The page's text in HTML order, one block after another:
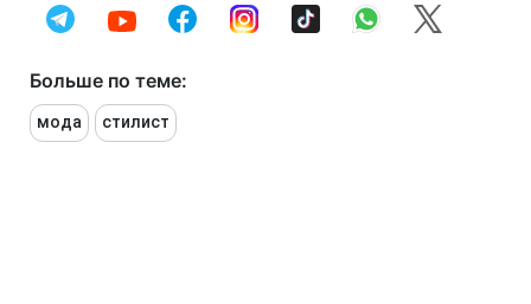
Больше по теме:
мода стилист